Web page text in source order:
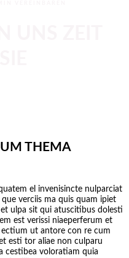
THEMA
el invenisincte nulparciat
verciis ma quis quam ipiet
ulpa sit qui atuscitibus dolesti
est verissi niaeperferum et
ut antore con re cum
esti tor aliae non culparu
cestibea voloratiam quia